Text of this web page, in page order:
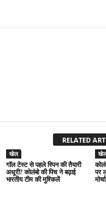
RELATED
खेल
गॉल टेस्ट से पहले स्पिन की तैयारी
अधूरी? कोलंबो की पिच ने बढ़ाई
भारतीय टीम की मुश्किलें
पर
मोर्चा